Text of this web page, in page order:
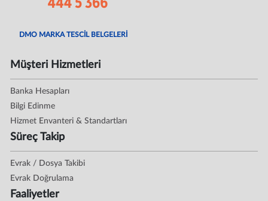
DMO MARKA TESCİL BELGELERİ
Müşteri Hizmetleri
Banka Hesapları
Bilgi Edinme
Hizmet Envanteri & Standartları
Süreç Takip
Evrak / Dosya Takibi
Evrak Doğrulama
Faaliyetler